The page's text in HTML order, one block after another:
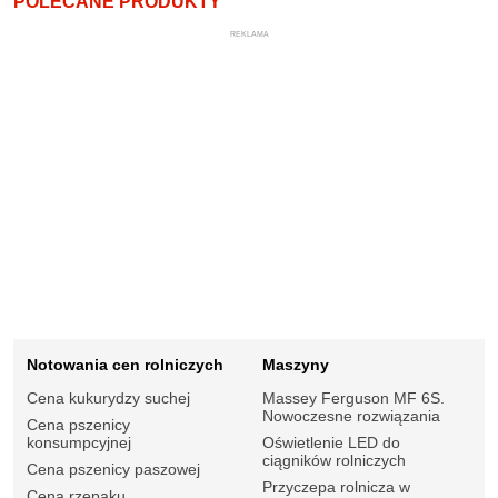
REKLAMA
Notowania cen rolniczych
Cena kukurydzy suchej
Cena pszenicy
konsumpcyjnej
Cena pszenicy paszowej
Maszyny
Massey Ferguson MF 6S.
Nowoczesne rozwiązania
Oświetlenie LED do
ciągników rolniczych
Przyczepa rolnicza w